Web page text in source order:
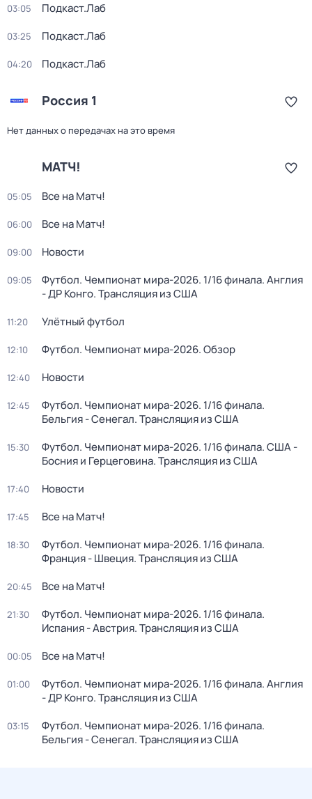
03:05 Подкаст.Лаб
03:25 Подкаст.Лаб
04:20 Подкаст.Лаб
Россия 1
Нет данных о передачах на это время
МАТЧ!
05:05 Все на Матч!
06:00 Все на Матч!
09:00 Новости
09:05
Футбол. Чемпионат мира-2026. 1/16 финала. Англия
- ДР Конго. Трансляция из США
11:20 Улётный футбол
12:10 Футбол. Чемпионат мира-2026. Обзор
12:40 Новости
12:45
Футбол. Чемпионат мира-2026. 1/16 финала.
Бельгия - Сенегал. Трансляция из США
15:30
Футбол. Чемпионат мира-2026. 1/16 финала. США -
Босния и Герцеговина. Трансляция из США
17:40 Новости
17:45 Все на Матч!
18:30
Футбол. Чемпионат мира-2026. 1/16 финала.
Франция - Швеция. Трансляция из США
20:45 Все на Матч!
21:30
Футбол. Чемпионат мира-2026. 1/16 финала.
Испания - Австрия. Трансляция из США
00:05 Все на Матч!
01:00
Футбол. Чемпионат мира-2026. 1/16 финала. Англия
- ДР Конго. Трансляция из США
03:15
Футбол. Чемпионат мира-2026. 1/16 финала.
Бельгия - Сенегал. Трансляция из США